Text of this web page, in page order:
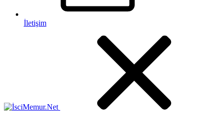
İletişim